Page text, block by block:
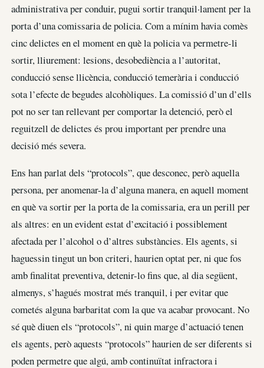
administrativa per conduir, pugui sortir tranquil·lament per la
porta d’una comissaria de policia. Com a mínim havia comès
cinc delictes en el moment en què la policia va permetre-li
sortir, lliurement: lesions, desobediència a l’autoritat,
conducció sense llicència, conducció temerària i conducció
sota l’efecte de begudes alcohòliques. La comissió d’un d’ells
pot no ser tan rellevant per comportar la detenció, però el
reguitzell de delictes és prou important per prendre una
decisió més severa.
Ens han parlat dels “protocols”, que desconec, però aquella
persona, per anomenar-la d’alguna manera, en aquell moment
en què va sortir per la porta de la comissaria, era un perill per
als altres: en un evident estat d’excitació i possiblement
afectada per l’alcohol o d’altres substàncies. Els agents, si
haguessin tingut un bon criteri, haurien optat per, ni que fos
amb finalitat preventiva, detenir-lo fins que, al dia següent,
almenys, s’hagués mostrat més tranquil, i per evitar que
cometés alguna barbaritat com la que va acabar provocant. No
sé què diuen els “protocols”, ni quin marge d’actuació tenen
els agents, però aquests “protocols” haurien de ser diferents si
poden permetre que algú, amb continuïtat infractora i